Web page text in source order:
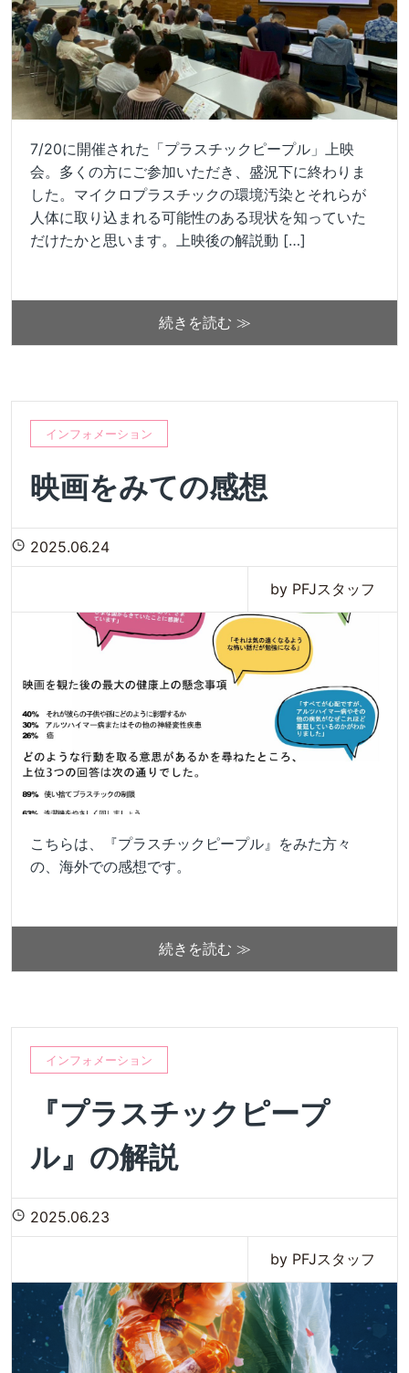
7/20に開催された「プラスチックピープル」上映
会。多くの方にご参加いただき、盛況下に終わりま
した。マイクロプラスチックの環境汚染とそれらが
人体に取り込まれる可能性のある現状を知っていた
だけたかと思います。上映後の解説動 […]
続きを読む ≫
インフォメーション
映画をみての感想
2025.06.24
by PFJスタッフ
こちらは、『プラスチックピープル』をみた方々
の、海外での感想です。
続きを読む ≫
インフォメーション
『プラスチックピープ
ル』の解説
2025.06.23
by PFJスタッフ